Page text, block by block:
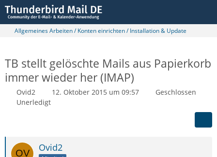
Allgemeines Arbeiten / Konten einrichten / Installation & Update
TB stellt gelöschte Mails aus Papierkorb
immer wieder her (IMAP)
Ovid2 12. Oktober 2015 um 09:57
Geschlossen
Unerledigt
Ovid2